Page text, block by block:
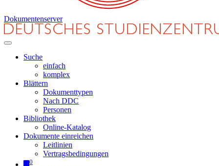
Dokumentenserver
Suche
einfach
komplex
Blättern
Dokumenttypen
Nach DDC
Personen
Bibliothek
Online-Katalog
Dokumente einreichen
Leitlinien
Vertragsbedingungen
0